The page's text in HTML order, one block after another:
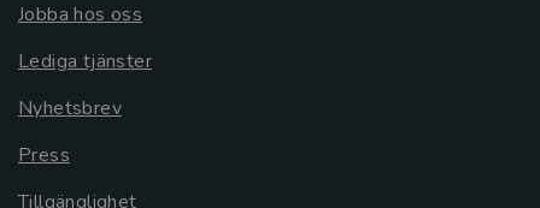
Jobba hos oss
Lediga tjänster
Nyhetsbrev
Press
Tillgänglighet